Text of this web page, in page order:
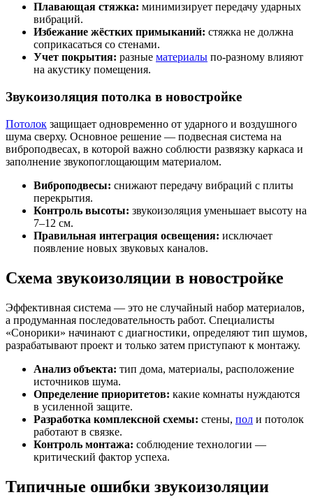
Плавающая стяжка: минимизирует передачу ударных
вибраций.
Избежание жёстких примыканий: стяжка не должна
соприкасаться со стенами.
Учет покрытия: разные материалы по-разному влияют
на акустику помещения.
Звукоизоляция потолка в новостройке
Потолок защищает одновременно от ударного и воздушного
шума сверху. Основное решение — подвесная система на
виброподвесах, в которой важно соблюсти развязку каркаса и
заполнение звукопоглощающим материалом.
Виброподвесы: снижают передачу вибраций с плиты
перекрытия.
Контроль высоты: звукоизоляция уменьшает высоту на
7–12 см.
Правильная интеграция освещения: исключает
появление новых звуковых каналов.
Схема звукоизоляции в новостройке
Эффективная система — это не случайный набор материалов,
а продуманная последовательность работ. Специалисты
«Сонорики» начинают с диагностики, определяют тип шумов,
разрабатывают проект и только затем приступают к монтажу.
Анализ объекта: тип дома, материалы, расположение
источников шума.
Определение приоритетов: какие комнаты нуждаются
в усиленной защите.
Разработка комплексной схемы: стены, пол и потолок
работают в связке.
Контроль монтажа: соблюдение технологии —
критический фактор успеха.
Типичные ошибки звукоизоляции